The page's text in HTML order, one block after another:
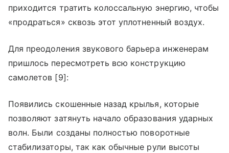
приходится тратить колоссальную энергию, чтобы
«продраться» сквозь этот уплотненный воздух.
Для преодоления звукового барьера инженерам
пришлось пересмотреть всю конструкцию
самолетов [9]:
Появились скошенные назад крылья, которые
позволяют затянуть начало образования ударных
волн. Были созданы полностью поворотные
стабилизаторы, так как обычные рули высоты